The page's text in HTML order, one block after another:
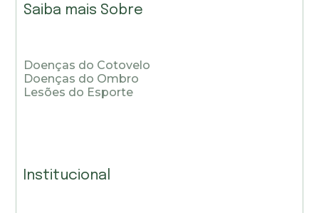
Saiba mais Sobre
Doenças do Cotovelo
Doenças do Ombro
Lesões do Esporte
Institucional